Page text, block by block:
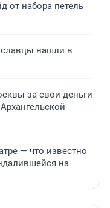
от набора петель
нашли в
за свои деньги
— что известно
на